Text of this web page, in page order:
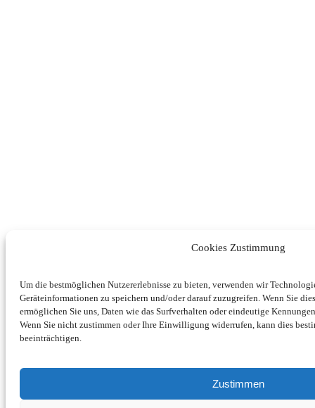
Cookies Zustimmung
Um die bestmöglichen Nutzererlebnisse zu bieten, verwenden wir
Geräteinformationen zu speichern und/oder darauf zuzugreifen. Wenn Sie
ermöglichen Sie uns, Daten wie das Surfverhalten oder eindeutige
Wenn Sie nicht zustimmen oder Ihre Einwilligung widerrufen, kann dies
beeinträchtigen.
Zustimmen